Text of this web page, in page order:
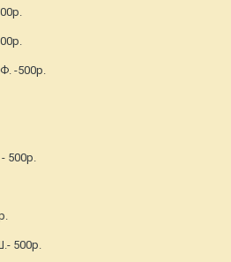
-500р.
500р.
500р.